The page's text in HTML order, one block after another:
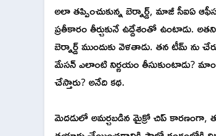
అలా తప్పించుకున్న బెర్నార్డ్, మాజీ
ప్రతీకారం తీర్చుకునే ఉద్దేశంతో ఉంటాడు.
బెర్నార్డ్ ముందుకు వెళతాడు. తన టీమ్ ను
మేసన్ ఎలాంటి నిర్ణయం తీసుకుంటాడు?
చేస్తారు? అనేది కథ.
మెదడులో అమర్చబడిన మైక్రో చిప్ కారణంగా,